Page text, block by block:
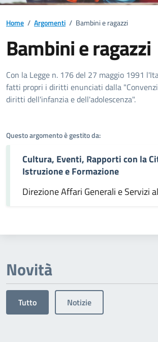
Home / Argomenti / Bambini e ragazzi
Bambini e ragazzi
Dettagli
Con la Legge n. 176 del 27 maggio 1991
fatti propri i diritti enunciati dalla
diritti dell'infanzia e dell'adolescenza".
Questo argomento è gestito da:
Cultura, Eventi, Rapporti con la
Istruzione e Formazione
Direzione Affari Generali e Servizi
Novità
Tutto Notizie